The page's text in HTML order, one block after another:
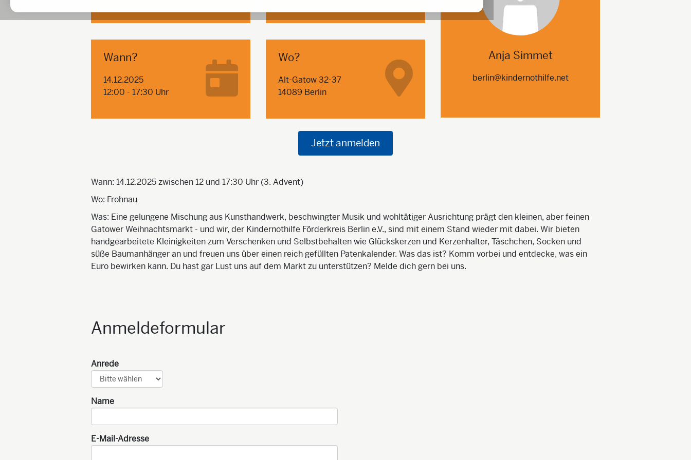
Wann?
14.12.2025
12:00 - 17:30 Uhr
Wo?
Alt-Gatow 32-37
14089 Berlin
Anja Simmet
berlin@kindernothilfe.net
Jetzt anmelden
Wann: 14.12.2025 zwischen 12 und 17:30 Uhr (3. Advent)
Wo: Frohnau
Was: Eine gelungene Mischung aus Kunsthandwerk, beschwingter Musik und wohltätiger Ausrichtung prägt den kleinen, aber feinen
Gatower Weihnachtsmarkt - und wir, der Kindernothilfe Förderkreis Berlin e.V., sind mit einem Stand wieder mit dabei. Wir bieten
handgearbeitete Kleinigkeiten zum Verschenken und Selbstbehalten wie Glückskerzen und Kerzenhalter, Täschchen, Socken und
süße Baumanhänger an und freuen uns über einen reich gefüllten Patenkalender. Was das ist? Komm vorbei und entdecke, was ein
Euro bewirken kann. Du hast gar Lust uns auf dem Markt zu unterstützen? Melde dich gern bei uns.
Anmeldeformular
Anrede
Name
E-Mail-Adresse